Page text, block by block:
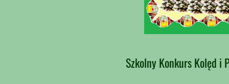
Szkolny Konkurs Kolęd i